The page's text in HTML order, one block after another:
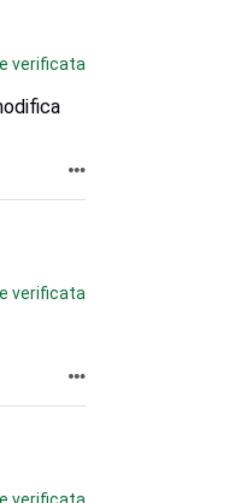
verificata
verificata